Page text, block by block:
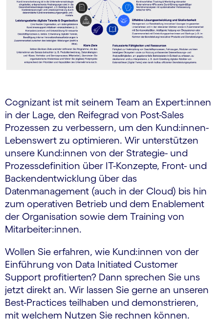
Cognizant ist mit seinem Team an Expert:innen
in der Lage, den Reifegrad von Post-Sales
Prozessen zu verbessern, um den Kund:innen-
Lebenswert zu optimieren. Wir unterstützen
unsere Kund:innen von der Strategie- und
Prozessdefinition über IT-Konzepte, Front- und
Backendentwicklung über das
Datenmanagement (auch in der Cloud) bis hin
zum operativen Betrieb und dem Enablement
der Organisation sowie dem Training von
Mitarbeiter:innen.
Wollen Sie erfahren, wie Kund:innen von der
Einführung von Data Initiated Customer
Support profitierten? Dann sprechen Sie uns
jetzt direkt an. Wir lassen Sie gerne an unseren
Best-Practices teilhaben und demonstrieren,
mit welchem Nutzen Sie rechnen können.